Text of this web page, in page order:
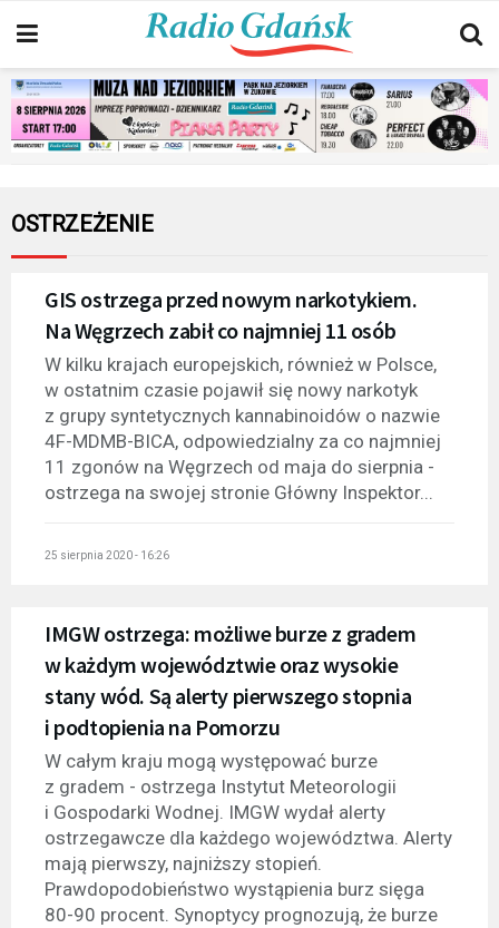
OSTRZEŻENIE
GIS ostrzega przed nowym narkotykiem.
Na Węgrzech zabił co najmniej 11 osób
W kilku krajach europejskich, również w Polsce,
w ostatnim czasie pojawił się nowy narkotyk
z grupy syntetycznych kannabinoidów o nazwie
4F-MDMB-BICA, odpowiedzialny za co najmniej
11 zgonów na Węgrzech od maja do sierpnia -
ostrzega na swojej stronie Główny Inspektor...
25 sierpnia 2020 - 16:26
IMGW ostrzega: możliwe burze z gradem
w każdym województwie oraz wysokie
stany wód. Są alerty pierwszego stopnia
i podtopienia na Pomorzu
W całym kraju mogą występować burze
z gradem - ostrzega Instytut Meteorologii
i Gospodarki Wodnej. IMGW wydał alerty
ostrzegawcze dla każdego województwa. Alerty
mają pierwszy, najniższy stopień.
Prawdopodobieństwo wystąpienia burz sięga
80-90 procent. Synoptycy prognozują, że burze